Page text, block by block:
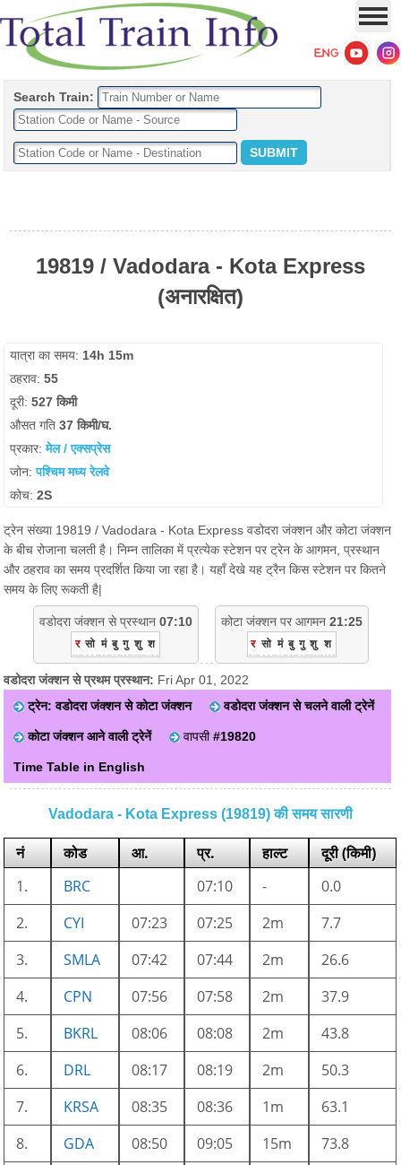
Search Train:
19819 / Vadodara - Kota Express
(अनारक्षित)
यात्रा का समय: 14h 15m
ठहराव:55
दूरी:527 किमी
औसत गति37 किमी/घ.
प्रकार:मेल / एक्सप्रेस
जोन:पश्चिम मध्य रेलवे
कोच:2S
ट्रेन संख्या 19819 / Vadodara - Kota Express वडोदरा जंक्शन और कोटा जंक्शन
के बीच रोजाना चलती है। निम्न तालिका में प्रत्येक स्टेशन पर ट्रेन के आगमन, प्रस्थान
और ठहराव का समय प्रदर्शित किया जा रहा है। यहाँ देखे यह ट्रैन किस स्टेशन पर कितने
समय के लिए रूकती है|
वडोदरा जंक्शन से प्रस्थान 07:10
र सो मं बु गु शु श
कोटा जंक्शन पर आगमन 21:25
र सो मं बु गु शु श
वडोदरा जंक्शन से प्रथम प्रस्थान: Fri Apr 01, 2022
ट्रेन: वडोदरा जंक्शन से कोटा जंक्शन
वडोदरा जंक्शन से चलने वाली ट्रेनें
कोटा जंक्शन आने वाली ट्रेनें वापसी#19820
Time Table in English
Vadodara - Kota Express (19819) की समय सारणी
नं कोड आ. प्र. हाल्ट
दूरी (किमी)
1.
BRC 07:10 -
0.0
2.
CYI 07:23 07:25 2m
7.7
3.
SMLA 07:42 07:44 2m
26.6
4.
CPN 07:56 07:58 2m
37.9
5.
BKRL 08:06 08:08 2m
43.8
6.
DRL 08:17 08:19 2m
50.3
7.
KRSA 08:35 08:36 1m
63.1
8.
GDA 08:50 09:05 15m
73.8